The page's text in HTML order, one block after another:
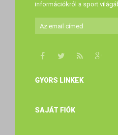
információkról a sport
GYORS LINKEK
SAJÁT FIÓK